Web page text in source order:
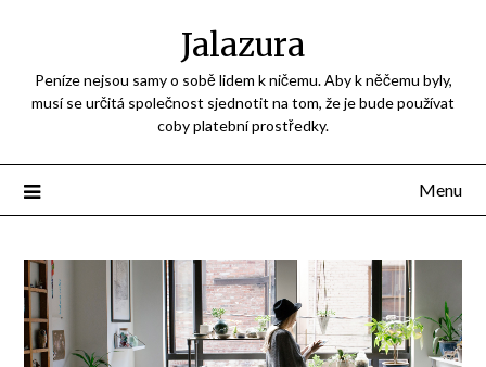
Jalazura
Peníze nejsou samy o sobě lidem k ničemu. Aby k něčemu byly,
musí se určitá společnost sjednotit na tom, že je bude používat
coby platební prostředky.
Menu